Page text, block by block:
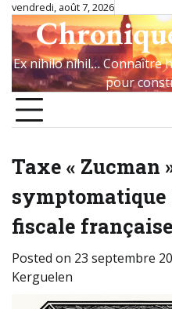
Skip
content
vendredi, août 7, 2026
Ex nihilo nihil… Connaître
pour
Taxe « Zucman
symptomatique
fiscale française
Posted on 23 septembre
Kerguelen